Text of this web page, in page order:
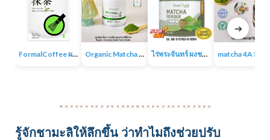
FormalCoffee ผงชาเขียวมัทฉะ แท้ 100% ญี่ปุ่น เกรดพรีเมี่ยม Matcha Green Tea Organic Matcha 4A+ผงชาเขียวมัทฉะเกรดพิธีการ ออร์แกนิก 100% ไม่มีน้ำตาล ไม่มีสารเติมแต่ง ไร่พระจันทร์ ผงชาเขียวมัทฉะ Matcha Powder 100% ไม่แต่งสี กลิ่น ไม่ผสมน้ำตาล
➔
รู้จักชามะลิให้ลึกขึ้น ว่าทำไมถึงช่วยปรับ